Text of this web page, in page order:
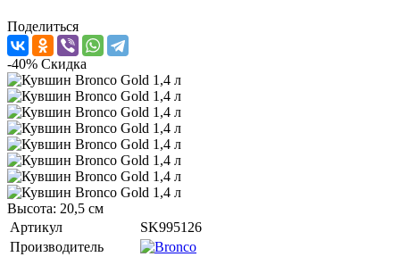
Поделиться
-40% Скидка
Высота: 20,5 см
Артикул
SK995126
Производитель